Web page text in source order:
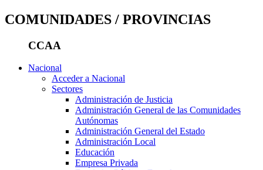
COMUNIDADES / PROVINCIAS
CCAA
Nacional
Acceder a Nacional
Sectores
Administración de Justicia
Administración General de las Comunidades
Autónomas
Administración General del Estado
Administración Local
Educación
Empresa Privada